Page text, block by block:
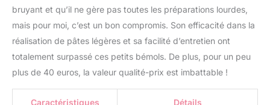
bruyant et qu’il ne gère pas toutes les préparations lourdes,
mais pour moi, c’est un bon compromis. Son efficacité dans la
réalisation de pâtes légères et sa facilité d’entretien ont
totalement surpassé ces petits bémols. De plus, pour un peu
plus de 40 euros, la valeur qualité-prix est imbattable !
Caractéristiques Détails